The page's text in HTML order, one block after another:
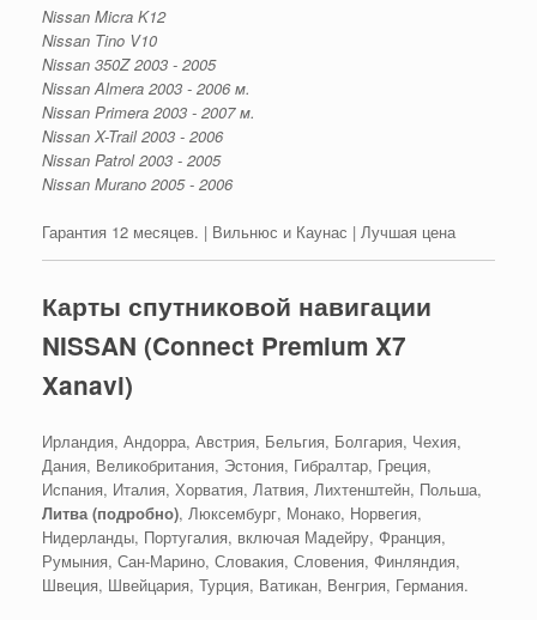
Nissan Micra K12
Nissan Tino V10
Nissan 350Z 2003 - 2005
Nissan Almera 2003 - 2006 м.
Nissan Primera 2003 - 2007 м.
Nissan X-Trail 2003 - 2006
Nissan Patrol 2003 - 2005
Nissan Murano 2005 - 2006
Гарантия 12 месяцев. | Вильнюс и Каунас | Лучшая цена
Карты спутниковой навигации
NISSAN (Connect Premium X7
Xanavi)
Ирландия, Андорра, Австрия, Бельгия, Болгария, Чехия,
Дания, Великобритания, Эстония, Гибралтар, Греция,
Испания, Италия, Хорватия, Латвия, Лихтенштейн, Польша,
Литва (подробно), Люксембург, Монако, Норвегия,
Нидерланды, Португалия, включая Мадейру, Франция,
Румыния, Сан-Марино, Словакия, Словения, Финляндия,
Швеция, Швейцария, Турция, Ватикан, Венгрия, Германия.